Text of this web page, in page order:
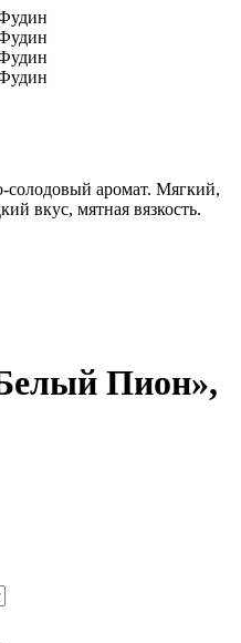
солодовый аромат. Мягкий,
вкус, мятная вязкость.
Пион»,